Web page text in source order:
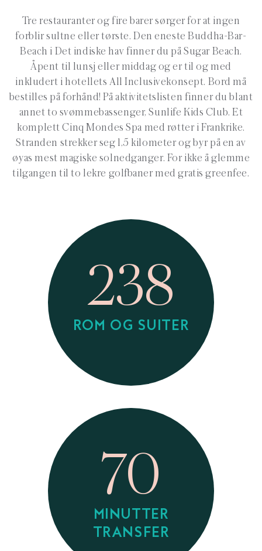
Tre restauranter og fire barer sørger for at ingen
forblir sultne eller tørste. Den eneste Buddha-Bar-
Beach i Det indiske hav finner du på Sugar Beach.
Åpent til lunsj eller middag og er til og med
inkludert i hotellets All Inclusivekonsept. Bord må
bestilles på forhånd! På aktivitetslisten finner du blant
annet to svømmebassenger, Sunlife Kids Club. Et
komplett Cinq Mondes Spa med røtter i Frankrike.
Stranden strekker seg 1,5 kilometer og byr på en av
øyas mest magiske solnedganger. For ikke å glemme
tilgangen til to lekre golfbaner med gratis greenfee.
238
ROM OG SUITER
70
MINUTTER
TRANSFER